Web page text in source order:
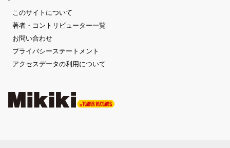
このサイトについて
著者・コントリビューター一覧
お問い合わせ
プライバシーステートメント
アクセスデータの利用について